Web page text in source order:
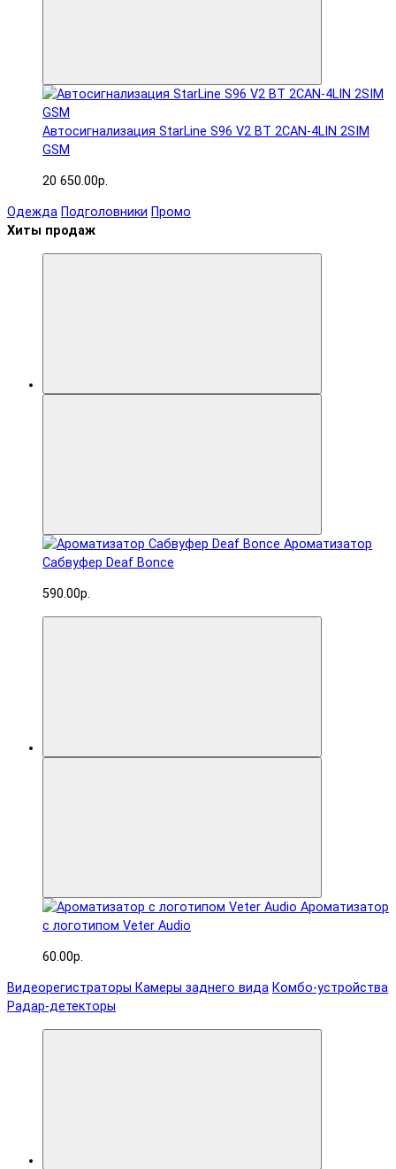
Автосигнализация StarLine S96 V2 BT 2CAN-4LIN 2SIM
GSM
20 650.00р.
Одежда Подголовники Промо
Хиты продаж
Ароматизатор
Сабвуфер Deaf Bonce
590.00р.
Ароматизатор
с логотипом Veter Audio
60.00р.
Видеорегистраторы Камеры заднего вида Комбо-устройства
Радар-детекторы